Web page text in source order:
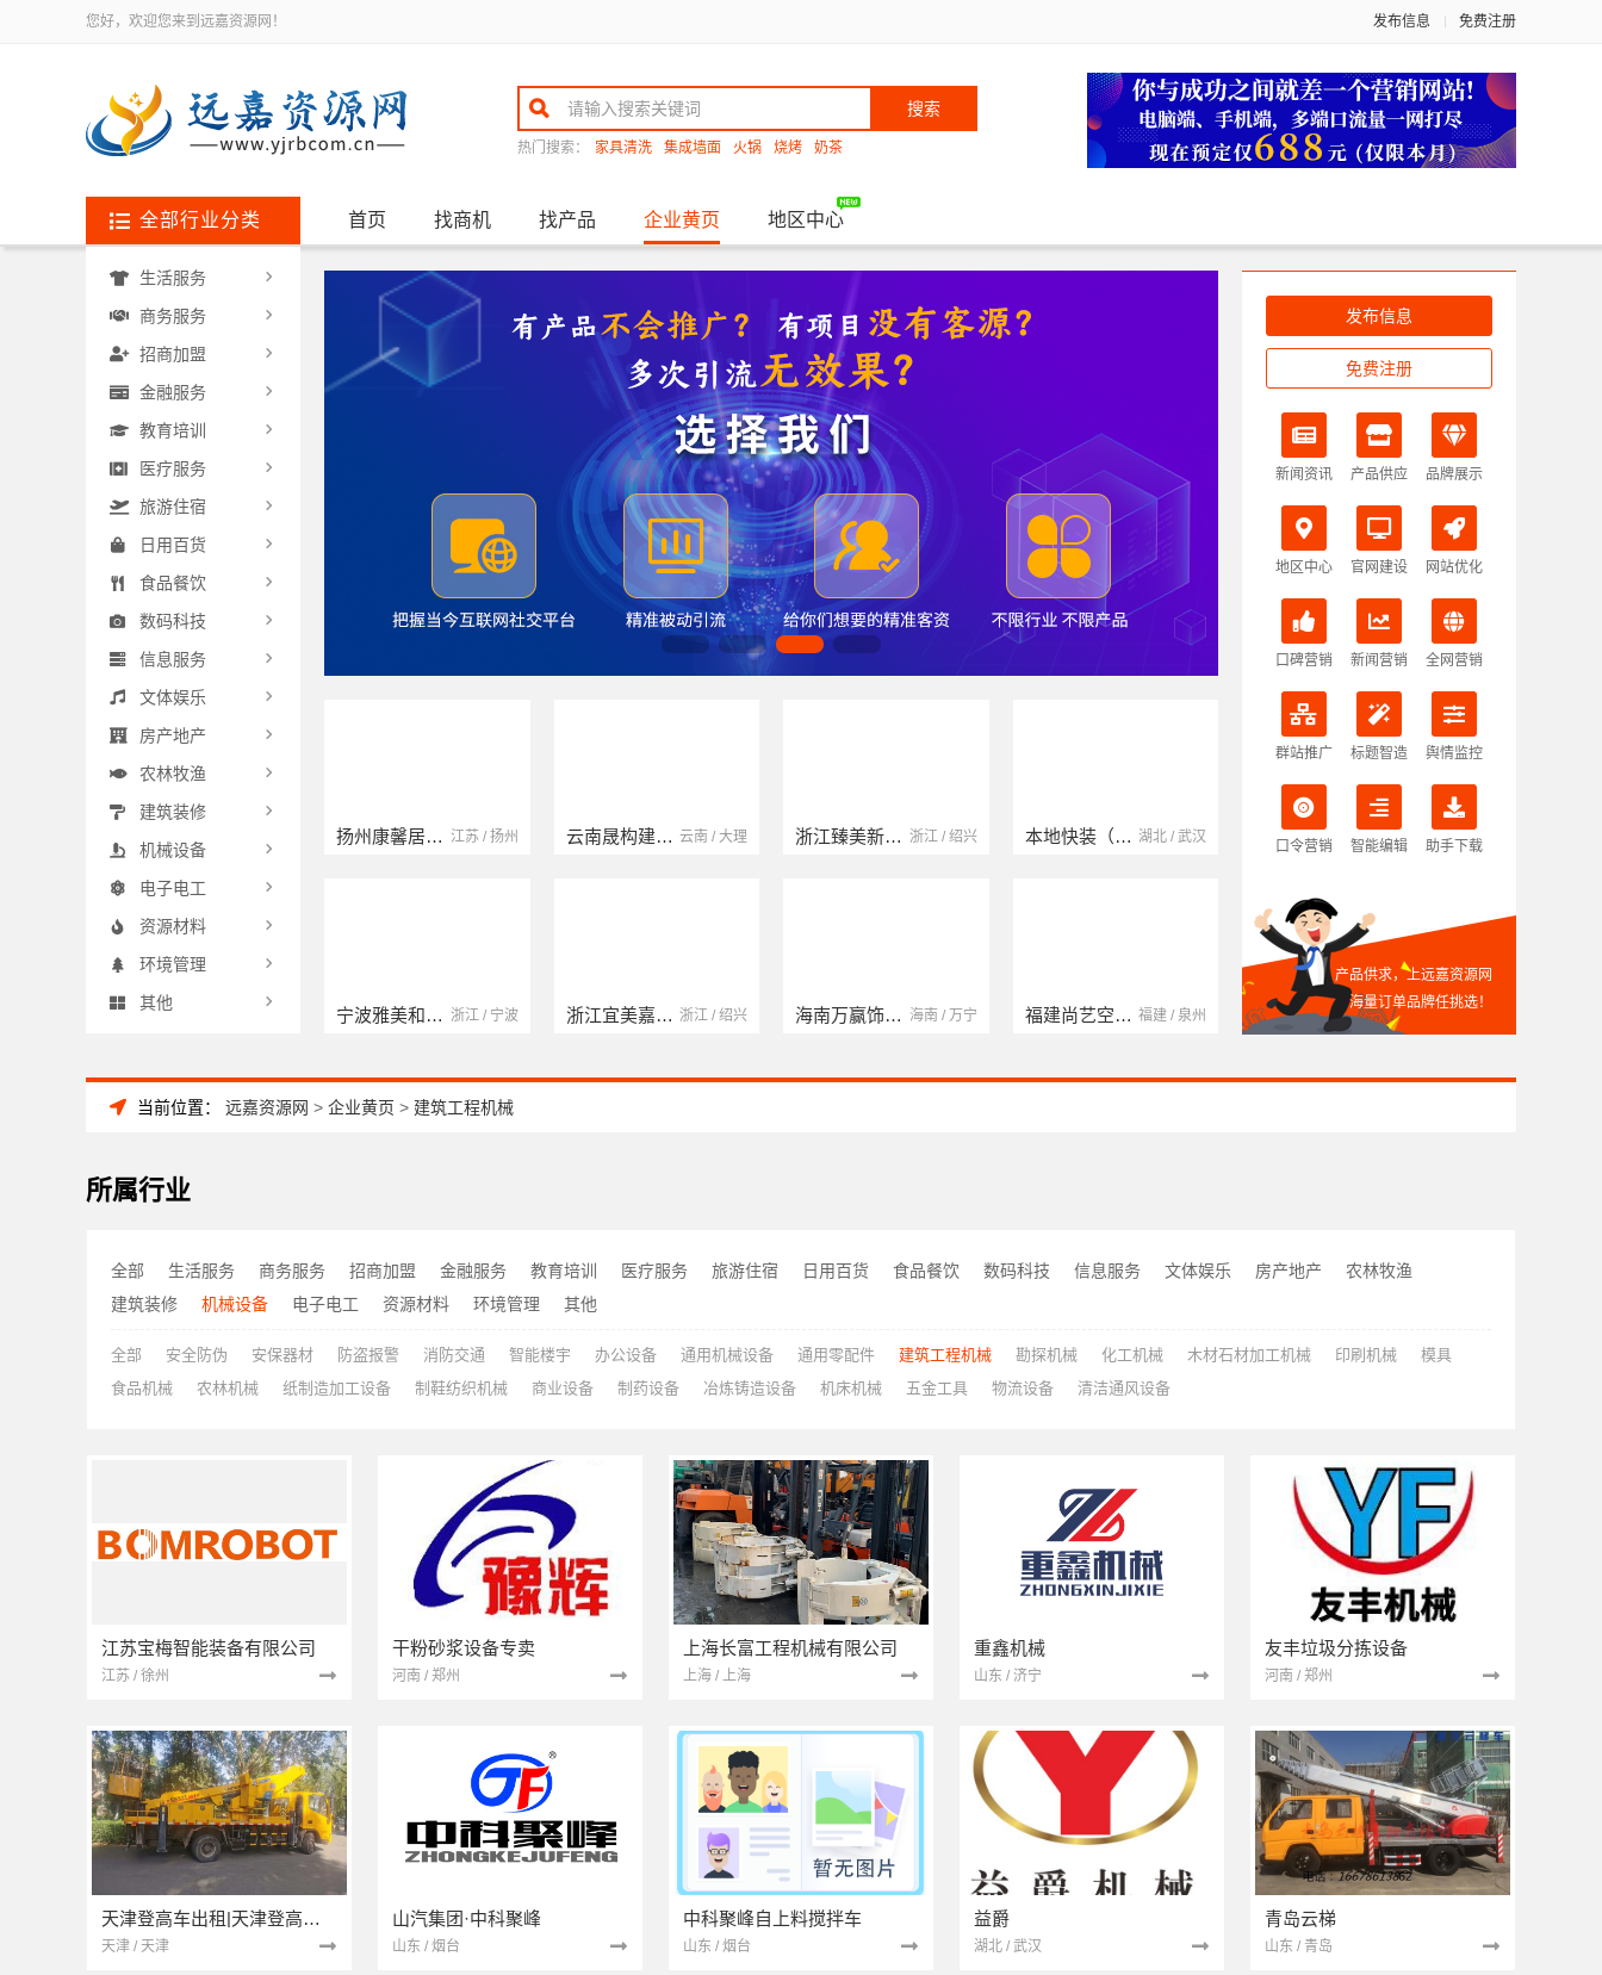
您好，欢迎您来到远嘉资源网！ 发布信息 免费注册
搜索
热门搜索： 家具清洗 集成墙面 火锅 烧烤 奶茶
全部行业分类 首页 找商机 找产品 企业黄页 地区中心
云南晟构建筑建材有限公司 云南 / 大理
浙江宜美嘉装饰工程有限公司 浙江 / 绍兴
浙江臻美新型建材有限公司 浙江 / 绍兴
海南万赢饰家新型建筑材料有限公司 海南 / 万宁
本地快装（湖北）科技有限公司 湖北 / 武汉
福建尚艺空间新材料科技有限公司 福建 / 泉州
南京玻璃镜子加工厂 江苏 / 南京
中蓝建投（北京）建设有限公司四川第一分公司 四川 / 成都
湖北省腾冠畅实业贸易有限公司 湖北 / 武汉
湖南自由家装饰工程有限公司 湖南 / 湘潭
生活服务
商务服务
招商加盟
金融服务
教育培训
医疗服务
旅游住宿
日用百货
食品餐饮
数码科技
信息服务
文体娱乐
房产地产
农林牧渔
建筑装修
机械设备
电子电工
资源材料
环境管理
其他
发布信息
免费注册
新闻资讯 产品供应 品牌展示
地区中心 官网建设 网站优化
口碑营销 新闻营销 全网营销
群站推广 标题智造 舆情监控
口令营销 智能编辑 助手下载
产品供求，上远嘉资源网
海量订单品牌任挑选！
当前位置： 远嘉资源网 > 企业黄页 > 建筑工程机械
所属行业
全部 生活服务 商务服务 招商加盟 金融服务 教育培训 医疗服务 旅游住宿 日用百货 食品餐饮 数码科技 信息服务 文体娱乐 房产地产
农林牧渔
建筑装修
机械设备 电子电工 资源材料 环境管理 其他
全部 安全防伪 安保器材 防盗报警 消防交通 智能楼宇 办公设备 通用机械设备 通用零配件 建筑工程机械 勘探机械 化工机械 木材石材加工机械 印刷机械
模具
食品机械
农林机械 纸制造加工设备 制鞋纺织机械 商业设备 制药设备 冶炼铸造设备 机床机械 五金工具 物流设备 清洁通风设备
江苏宝梅智能装备有限公司
江苏 / 徐州
干粉砂浆设备专卖
河南 / 郑州
上海长富工程机械有限公司
上海 / 上海
重鑫机械
山东 / 济宁
友丰垃圾分拣设备
河南 / 郑州
天津登高车出租|天津登高车租赁
天津 / 天津
山汽集团·中科聚峰
山东 / 烟台
中科聚峰自上料搅拌车
山东 / 烟台
益爵
湖北 / 武汉
青岛云梯
山东 / 青岛